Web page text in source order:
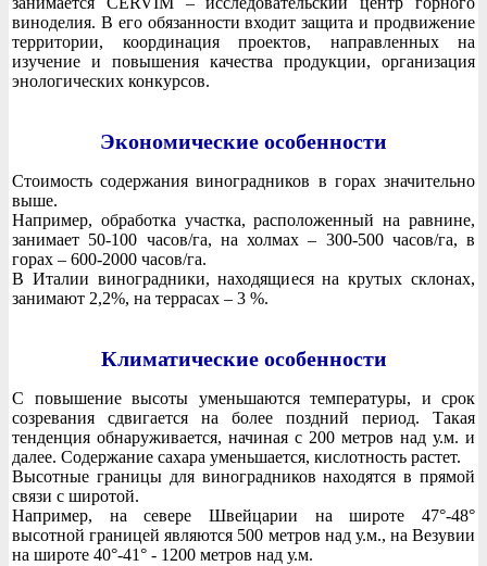
виноделия. В его обязанности входит защита и продвижение
территории, координация проектов, направленных на
изучение и повышения качества продукции, организация
энологических конкурсов.
Экономические особенности
Стоимость содержания виноградников в горах значительно
выше.
Например, обработка участка, расположенный на равнине,
занимает 50-100 часов/га, на холмах – 300-500 часов/га, в
горах – 600-2000 часов/га.
В Италии виноградники, находящиеся на крутых склонах,
занимают 2,2%, на террасах – 3 %.
Климатические особенности
С повышение высоты уменьшаются температуры, и срок
созревания сдвигается на более поздний период. Такая
тенденция обнаруживается, начиная с 200 метров над у.м. и
далее. Содержание сахара уменьшается, кислотность растет.
Высотные границы для виноградников находятся в прямой
связи с широтой.
Например, на севере Швейцарии на широте 47°-48°
высотной границей являются 500 метров над у.м., на Везувии
на широте 40°-41° - 1200 метров над у.м.